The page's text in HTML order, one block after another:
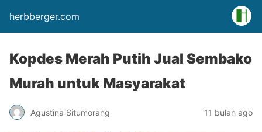
herbberger.com
Kopdes Merah Putih Jual Sembako
Murah untuk Masyarakat
Agustina Situmorang 11 bulan ago